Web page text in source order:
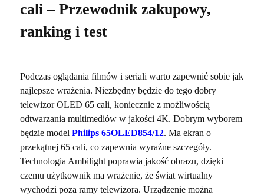
cali – Przewodnik zakupowy,
ranking i test
Podczas oglądania filmów i seriali warto zapewnić sobie jak
najlepsze wrażenia. Niezbędny będzie do tego dobry
telewizor OLED 65 cali, koniecznie z możliwością
odtwarzania multimediów w jakości 4K. Dobrym wyborem
będzie model Philips 65OLED854/12. Ma ekran o
przekątnej 65 cali, co zapewnia wyraźne szczegóły.
Technologia Ambilight poprawia jakość obrazu, dzięki
czemu użytkownik ma wrażenie, że świat wirtualny
wychodzi poza ramy telewizora. Urządzenie można